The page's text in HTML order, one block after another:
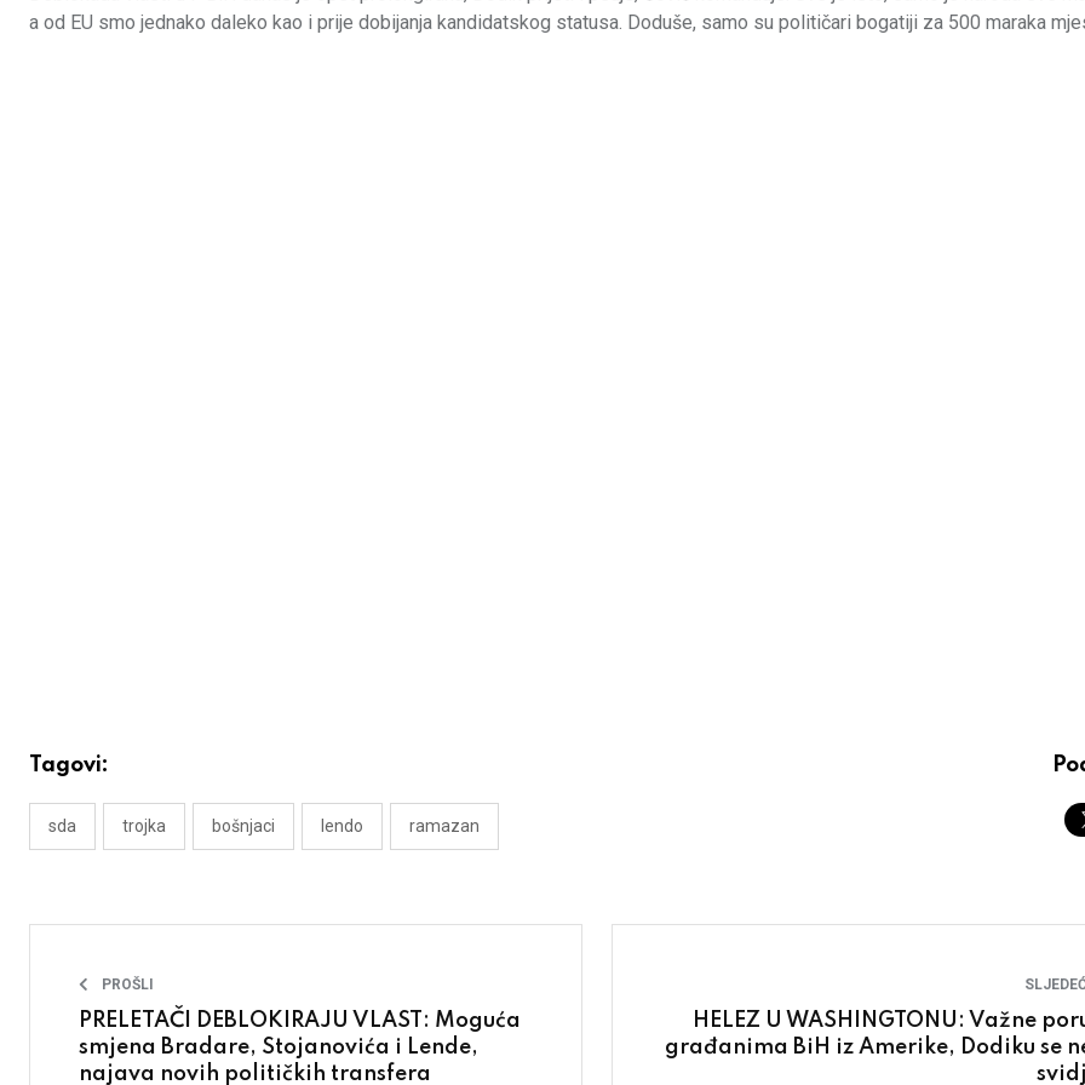
a od EU smo jednako daleko kao i prije dobijanja kandidatskog statusa. Doduše, samo su političari bogatiji za 500 maraka
Tagovi:
sda trojka bošnjaci lendo ramazan
PROŠLI
PRELETAČI DEBLOKIRAJU VLAST: Moguća
smjena Bradare, Stojanovića i Lende,
najava novih političkih transfera
HELEZ U WASHINGTONU: Važne
građanima BiH iz Amerike, Dodiku se neće